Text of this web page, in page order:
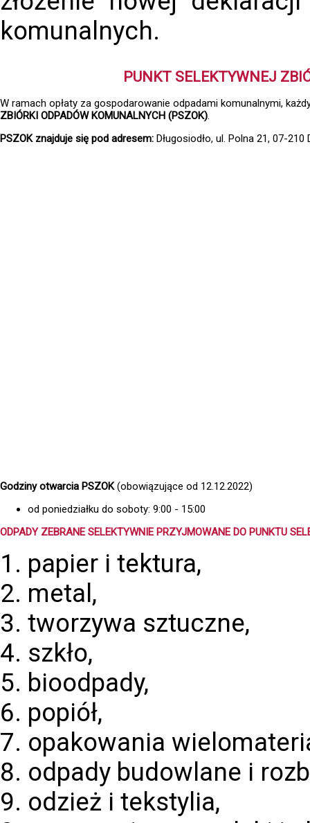
komunalnych.
PUNKT SELEKTYWNEJ
W ramach opłaty za gospodarowanie odpadami komunalnymi,
ZBIÓRKI ODPADÓW KOMUNALNYCH (PSZOK).
PSZOK znajduje się pod adresem: Długosiodło, ul. Polna 21, 07-210
Godziny otwarcia PSZOK(obowiązujące od 12.12.2022)
od poniedziałku do soboty: 9:00 - 15:00
ODPADY ZEBRANE SELEKTYWNIE PRZYJMOWANE DO PUNKTU
papier i tektura,
metal,
tworzywa sztuczne,
szkło,
bioodpady,
popiół,
opakowania
odpady budowlane i
odzież i tekstylia,